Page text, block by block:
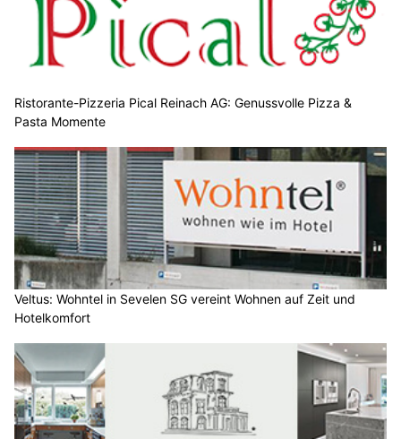
Ristorante-Pizzeria Pical Reinach AG: Genussvolle Pizza &
Pasta Momente
Veltus: Wohntel in Sevelen SG vereint Wohnen auf Zeit und
Hotelkomfort